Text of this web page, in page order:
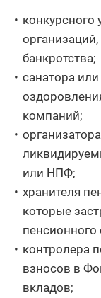
банкротства;
санатора
компаний;
или НПФ;
хранителя
которые
пенсионного
контролера
взносов в
вкладов;